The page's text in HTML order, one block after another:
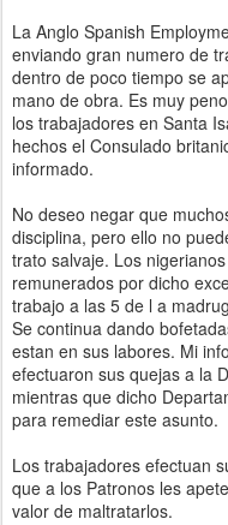
La Anglo Spanish
enviando gran numero de
dentro de poco tiempo se
mano de obra. Es muy
los trabajadores en Santa
hechos el Consulado
informado.
No deseo negar que
disciplina, pero ello no
trato salvaje. Los
remunerados por dicho
trabajo a las 5 de l a
Se continua dando
estan en sus labores. Mi
efectuaron sus quejas a la
mientras que dicho
para remediar este asunto.
Los trabajadores efectuan
que a los Patronos les
valor de maltratarlos.